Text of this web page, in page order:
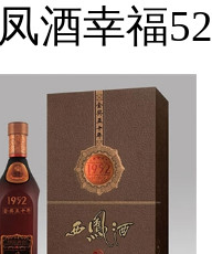
酒幸福52